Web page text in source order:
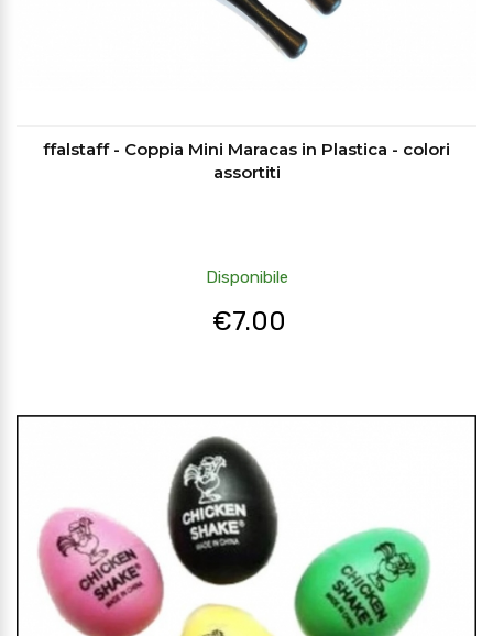
ffalstaff - Coppia Mini Maracas in Plastica - colori
assortiti
Disponibile
€7.00